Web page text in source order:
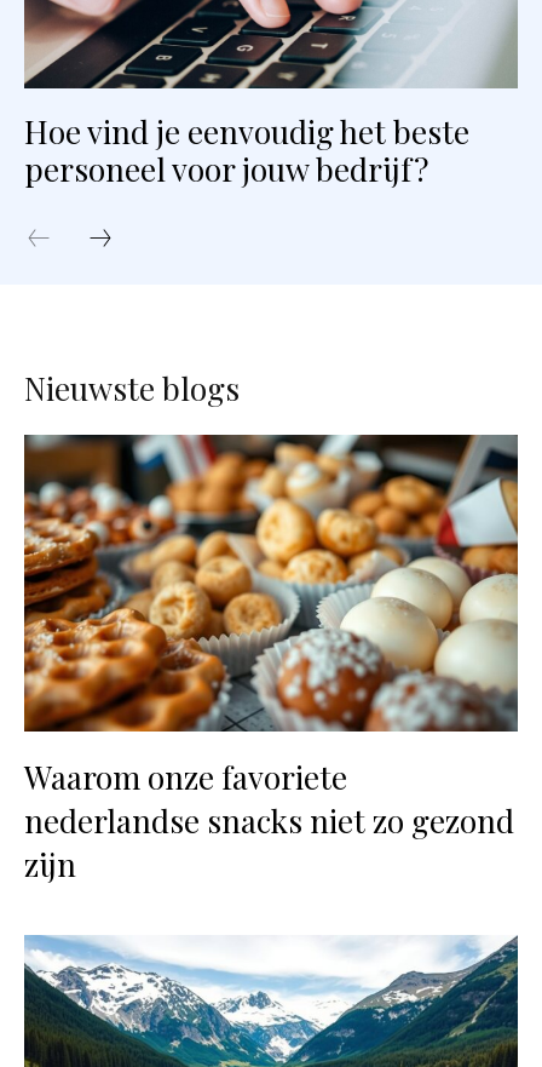
Hoe vind je eenvoudig het beste
personeel voor jouw bedrijf?
Nieuwste blogs
Waarom onze favoriete
nederlandse snacks niet zo gezond
zijn